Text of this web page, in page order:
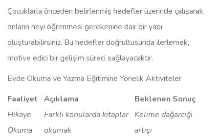
Çocuklarla önceden belirlenmiş hedefler üzerinde çalışarak,
onların neyi öğrenmesi gerekenine dair bir yapı
oluşturabilirsiniz. Bu hedefler doğrultusunda ilerlemek,
motive edici bir gelişim süreci sağlayacaktır.
Evde Okuma ve Yazma Eğitimine Yönelik Aktiviteler
Faaliyet
Açıklama
Beklenen Sonuç
Hikaye
Okuma
Farklı konularda kitaplar
okumak
Kelime dağarcığı
artışı